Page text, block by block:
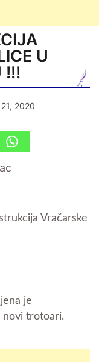
U
!!!
2020
Vračarske
je
novi trotoari.